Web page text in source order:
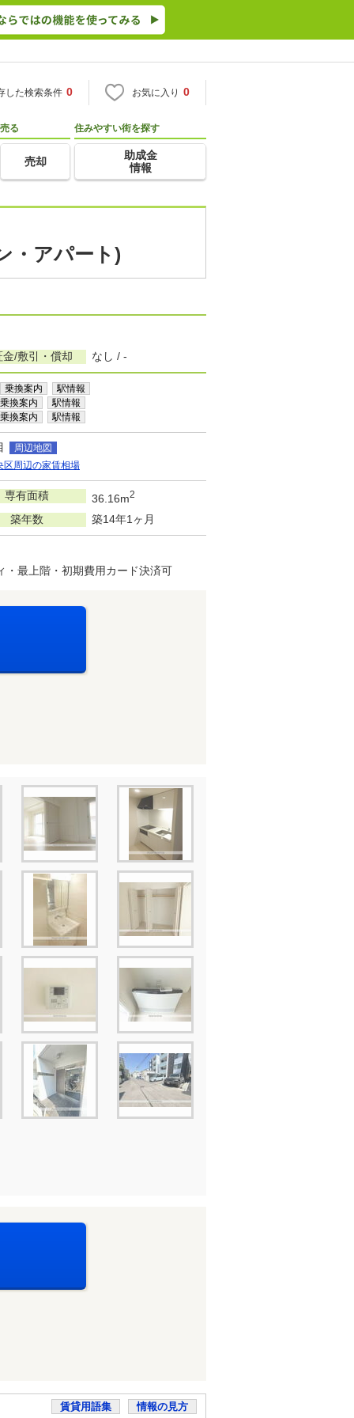
した検索条件 0 お気に入り 0
売る
売却
住みやすい街を探す
助成金
情報
・アパート)
金/敷引・償却 なし / -
乗換案内 駅情報
乗換案内 駅情報
乗換案内 駅情報
周辺地図
区周辺の家賃相場
専有面積 36.16m2
築年数 築14年1ヶ月
・最上階・初期費用カード決済可
賃貸用語集 情報の見方